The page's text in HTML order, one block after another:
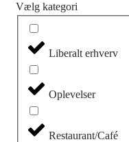
Vælg kategori
Liberalt erhverv
Oplevelser
Restaurant/Café